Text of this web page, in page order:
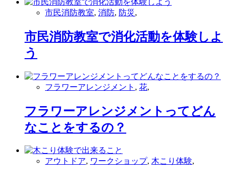
市民消防教室, 消防, 防災,
市民消防教室で消化活動を体験しよ
う
フラワーアレンジメント , 花,
フラワーアレンジメントってどん
なことをするの？
アウトドア, ワークショップ, 木こり体験,